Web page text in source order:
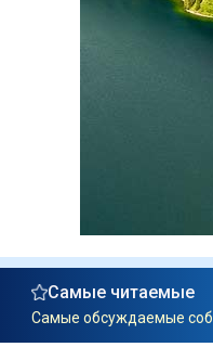
Самые читаемые
Самые обсуждаемые